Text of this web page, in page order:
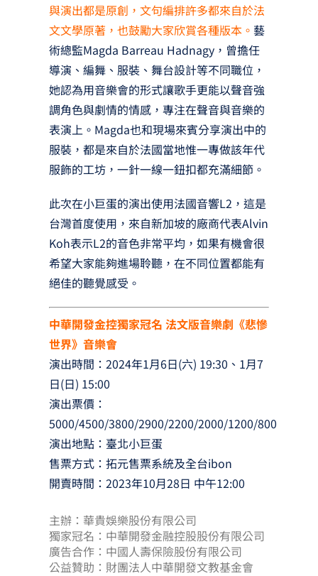
與演出都是原創，文句編排許多都來自於法
文文學原著，也鼓勵大家欣賞各種版本。 藝
術總監Magda Barreau Hadnagy，曾擔任
導演、編舞、服裝、舞台設計等不同職位，
她認為用音樂會的形式讓歌手更能以聲音強
調角色與劇情的情感，專注在聲音與音樂的
表演上。Magda也和現場來賓分享演出中的
服裝，都是來自於法國當地惟一專做該年代
服飾的工坊，一針一線一鈕扣都充滿細節。
此次在小巨蛋的演出使用法國音響L2，這是
台灣首度使用，來自新加坡的廠商代表Alvin
Koh表示L2的音色非常平均，如果有機會很
希望大家能夠進場聆聽，在不同位置都能有
絕佳的聽覺感受。
中華開發金控獨家冠名 法文版音樂劇《悲慘
世界》音樂會
演出時間：2024年1月6日(六) 19:30、1月7
日(日) 15:00
演出票價：
5000/4500/3800/2900/2200/2000/1200/800
演出地點：臺北小巨蛋
售票方式：拓元售票系統及全台ibon
開賣時間：2023年10月28日 中午12:00
主辦：華貴娛樂股份有限公司
獨家冠名：中華開發金融控股股份有限公司
廣告合作：中國人壽保險股份有限公司
公益贊助：財團法人中華開發文教基金會